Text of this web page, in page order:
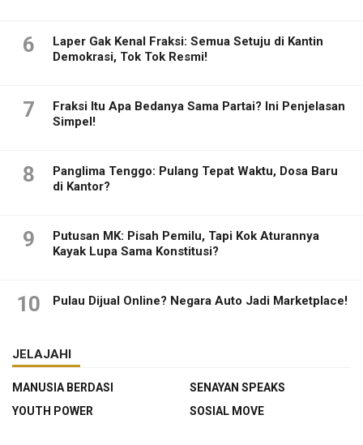
6
Laper Gak Kenal Fraksi: Semua Setuju di Kantin
Demokrasi, Tok Tok Resmi!
7
Fraksi Itu Apa Bedanya Sama Partai? Ini Penjelasan
Simpel!
8
Panglima Tenggo: Pulang Tepat Waktu, Dosa Baru
di Kantor?
9
Putusan MK: Pisah Pemilu, Tapi Kok Aturannya
Kayak Lupa Sama Konstitusi?
10 Pulau Dijual Online? Negara Auto Jadi Marketplace!
JELAJAHI
MANUSIA BERDASI
SENAYAN SPEAKS
YOUTH POWER
SOSIAL MOVE